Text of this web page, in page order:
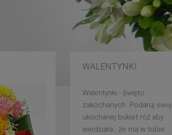
WALENTYNKI
Walentynki - święto
zakochanych. Podaruj
ukochanej bukiet róż aby
wiedziała , że ma w tobie